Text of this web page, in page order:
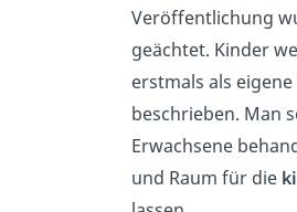
Veröffentlichung
geächtet. Kinder
erstmals als eigene
beschrieben. Man
Erwachsene
und Raum für die